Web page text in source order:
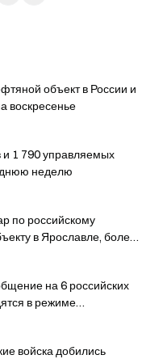
объект в России и
воскресенье
и 1 790 управляемых
неделю
по российскому
в Ярославле, более
на 6 российских
в режиме
войска добились